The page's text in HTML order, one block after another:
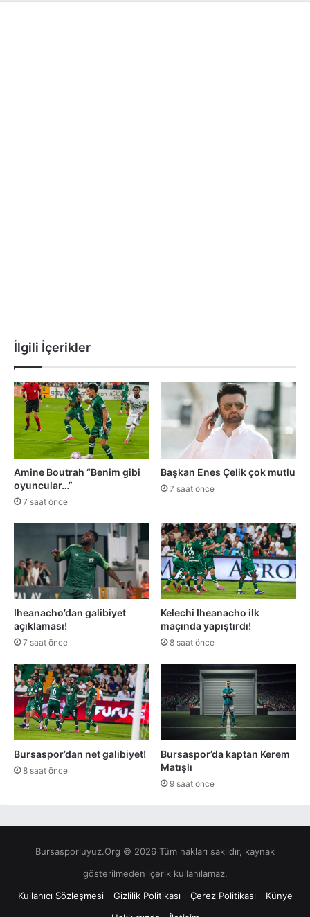
İlgili İçerikler
Amine Boutrah “Benim gibi
oyuncular…”
7 saat önce
Başkan Enes Çelik çok mutlu
7 saat önce
Iheanacho’dan galibiyet
açıklaması!
7 saat önce
Kelechi Iheanacho ilk
maçında yapıştırdı!
8 saat önce
Bursaspor’dan net galibiyet!
8 saat önce
Bursaspor’da kaptan Kerem
Matışlı
9 saat önce
Bursasporluyuz.Org © 2026 Tüm hakları saklıdır, kaynak
gösterilmeden içerik kullanılamaz.
Kullanıcı Sözleşmesi
Gizlilik Politikası Çerez Politikası
Künye